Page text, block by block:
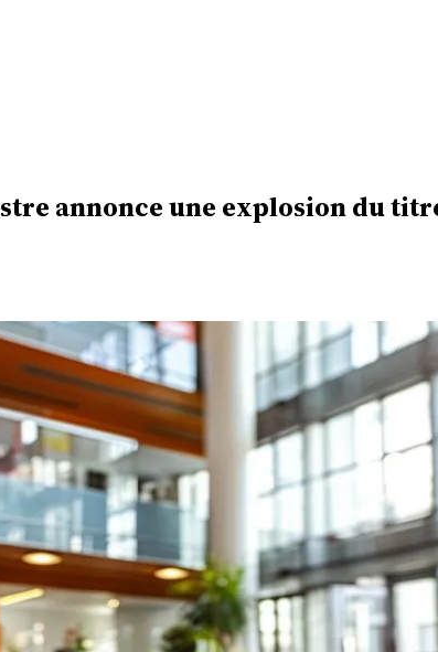
annonce une explosion du